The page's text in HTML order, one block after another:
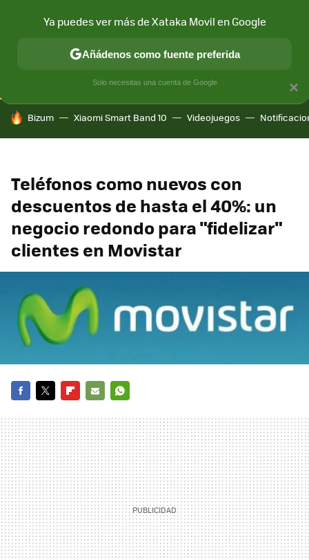
CONECTIVIDAD MÓVIL Y SOCIEDAD APLICACIONES
HOY SE HABLA DE
Bizum Xiaomi Smart Band 10 Videojuegos
Teléfonos como nuevos con
descuentos de hasta el 40%: un
negocio redondo para "fidelizar"
clientes en Movistar
MAIL
×
Ya puedes ver más de Xataka Movil en Google
Añádenos como fuente preferida
Solo necesitas una cuenta de Google